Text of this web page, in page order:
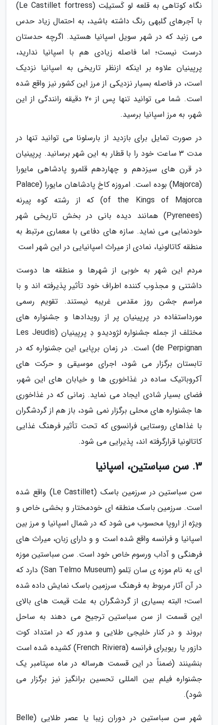
نگاه کوتاهی به قلعه لو کَستیلِت (Le Castillet fortress)
با آجرهای گلبهی رنگ داشته باشید، به احتمال زیاد حدس
می زنید که در شهر سویل اسپانیا هستید. اگرچه حدستان
درست نیست؛ اما فاصله زیادی هم با اسپانیا ندارید،
پرپینیان علاوه بر اینکه ازنظر تاریخی به اسپانیا نزدیک
است، در فاصله بسیار نزدیکی از مرز این کشور نیز واقع شده
است. شما می توانید تنها پس از 20 دقیقه رانندگی از این
شهر، به مرز اسپانیا برسید.
در صورت تمایل برای بازدید از بارسلونا می توانید تنها در
مدت 3 ساعت خود را با قطار به این شهر برسانید. پرپینیان
در قرن های سیزدهم و چهاردهم قلمرو پادشاهی مایورا
(Majorca) بوده است. امروزه کاخ پادشاهان مایورا (Palace
of the Kings of Majorca) که از رشته کوه پیرنه
(Pyrenees) همانند دیده بانی در بخش تاریخی شهر
خودنمایی می نماید. سازه های دفاعی با معماری مرتبط به
منطقه کاتالونیا، نمادی از میراث اسپانیایی در این شهر است
مردم این شهر به خوبی از شهرها و منطقه ها دوست
داشتنی و مجذوب کننده اطراف خود تأثیر پذیرفته اند و با
مراسم جشن روز مقدس غریبه نیستند. تقویم رسمی
مورداستفاده در پرپینیان پر از رویدادها و جشنواره های
مختلف از جمله جشنواره لژودیدو دِ پرپینیان (Les Jeudis
de Perpignan) است. در زمان برپایی این جشنواره که در
تابستان برگزار می شود، اجرای موسیقی و حرکت های
آکروباتیک ساده در غذاخوری ها و خیابان های این شهر،
فضای بسیار شادی ایجاد می نماید. زمانی که در غذاخوری
ها جشنواره های محلی برگزار نمی شود، باز هم از گردشگران
با غذاهای روستایی فرانسوی که تحت تأثیر فرهنگ غذایی
کاتالونیا قرارگرفته اند، پذیرایی می شود.
3. سن سباستین، اسپانیا
سن سباستین در سرزمین باسک (Le Castillet) واقع شده
است. سرزمین باسک منطقه ای خودمختار و بخشی خاص و
ویژه از اروپا محسوب می شود که در شمال اسپانیا و مرز بین
اسپانیا و فرانسه واقع شده است و و دارای زبان، میراث های
فرهنگی و آداب ورسوم خاص خود است. سن سباستین موزه
ای به نام موزه ی سان تِلمو (San Telmo Museum) دارد که
در آن آثار مربوط به فرهنگ سرزمین باسک نمایش داده شده
است؛ البته بسیاری از گردشگران به علت قیمت های بالای
این قسمت از سن سباستین ترجیح می دهند به ساحل
بروند و در کنار خلیجی طلایی و مدور که در امتداد کوت
دازور یا ریویرای فرانسه (French Riviera) کشیده شده است
بنشینند (ضمناً در این قسمت هرساله در ماه سپتامبر یک
جشنواره فیلم بین المللی تحسین برانگیز نیز برگزار می
شود).
شهر سن سباستین در دوران زیبا یا عصر طلایی (Belle